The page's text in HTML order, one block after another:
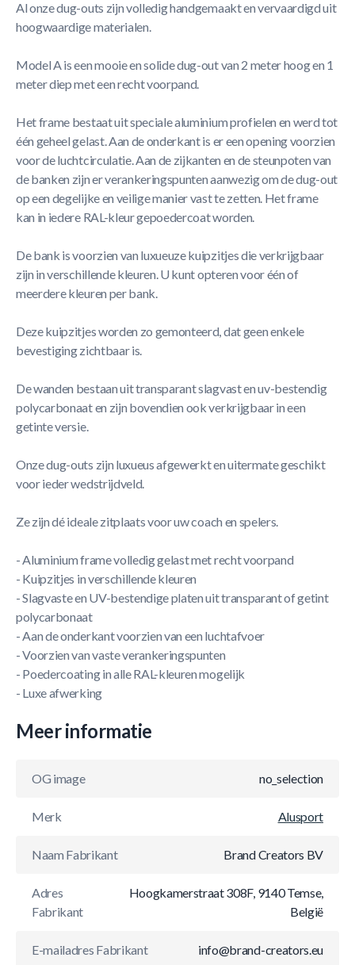
Al onze dug-outs zijn volledig handgemaakt en vervaardigd uit
hoogwaardige materialen.
Model A is een mooie en solide dug-out van 2 meter hoog en 1
meter diep met een recht voorpand.
Het frame bestaat uit speciale aluminium profielen en werd tot
één geheel gelast. Aan de onderkant is er een opening voorzien
voor de luchtcirculatie. Aan de zijkanten en de steunpoten van
de banken zijn er verankeringspunten aanwezig om de dug-out
op een degelijke en veilige manier vast te zetten. Het frame
kan in iedere RAL-kleur gepoedercoat worden.
De bank is voorzien van luxueuze kuipzitjes die verkrijgbaar
zijn in verschillende kleuren. U kunt opteren voor één of
meerdere kleuren per bank.
Deze kuipzitjes worden zo gemonteerd, dat geen enkele
bevestiging zichtbaar is.
De wanden bestaan uit transparant slagvast en uv-bestendig
polycarbonaat en zijn bovendien ook verkrijgbaar in een
getinte versie.
Onze dug-outs zijn luxueus afgewerkt en uitermate geschikt
voor ieder wedstrijdveld.
Ze zijn dé ideale zitplaats voor uw coach en spelers.
- Aluminium frame volledig gelast met recht voorpand
- Kuipzitjes in verschillende kleuren
- Slagvaste en UV-bestendige platen uit transparant of getint
polycarbonaat
- Aan de onderkant voorzien van een luchtafvoer
- Voorzien van vaste verankeringspunten
- Poedercoating in alle RAL-kleuren mogelijk
- Luxe afwerking
Meer informatie
OG image no_selection
Merk Alusport
Naam Fabrikant Brand Creators BV
Adres
Fabrikant
Hoogkamerstraat 308F, 9140 Temse,
België
E-mailadres Fabrikant info@brand-creators.eu